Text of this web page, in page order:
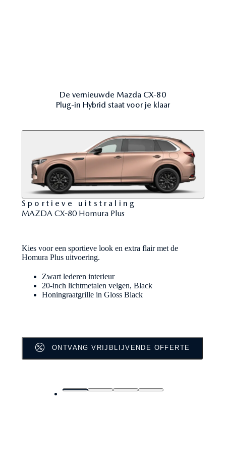
De vernieuwde Mazda CX‑80
Plug-in Hybrid staat voor je klaar
Sportieve uitstraling
MAZDA CX-80 Homura Plus
Kies voor een sportieve look en extra flair met de
Homura Plus uitvoering.
Zwart lederen interieur
20-inch lichtmetalen velgen, Black
Honingraatgrille in Gloss Black
ONTVANG VRIJBLIJVENDE OFFERTE